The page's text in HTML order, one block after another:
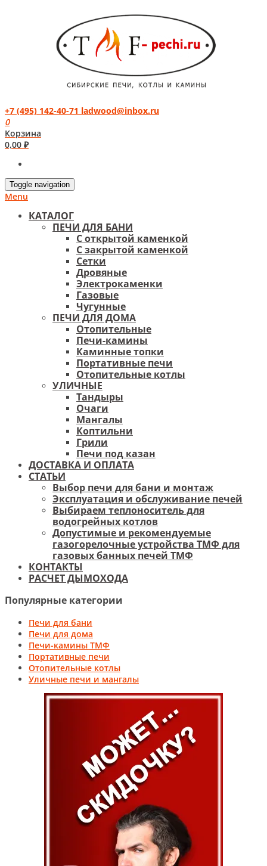
+7 (495) 142-40-71 ladwood@inbox.ru
0
Корзина
0,00 ₽
Toggle navigation
Menu
КАТАЛОГ
ПЕЧИ ДЛЯ БАНИ
С открытой каменкой
С закрытой каменкой
Сетки
Дровяные
Электрокаменки
Газовые
Чугунные
ПЕЧИ ДЛЯ ДОМА
Отопительные
Печи-камины
Каминные топки
Портативные печи
Отопительные котлы
УЛИЧНЫЕ
Тандыры
Очаги
Мангалы
Коптильни
Грили
Печи под казан
ДОСТАВКА И ОПЛАТА
СТАТЬИ
Выбор печи для бани и монтаж
Эксплуатация и обслуживание печей
Выбираем теплоноситель для
водогрейных котлов
Допустимые и рекомендуемые
газогорелочные устройства ТМФ для
газовых банных печей ТМФ
КОНТАКТЫ
РАСЧЕТ ДЫМОХОДА
Популярные категории
Печи для бани
Печи для дома
Печи-камины ТМФ
Портативные печи
Отопительные котлы
Уличные печи и мангалы